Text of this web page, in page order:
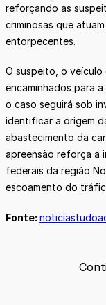
reforçando as
criminosas que
entorpecentes.
O suspeito, o
encaminhados para
o caso seguirá sob
identificar a origem
abastecimento da
apreensão reforça a
federais da região
escoamento do
Fonte: